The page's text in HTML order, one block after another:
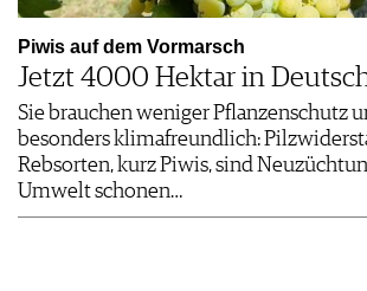
Piwis auf dem Vormarsch
Jetzt 4000 Hektar in
Sie brauchen weniger Pflanzenschutz
besonders klimafreundlich:
Rebsorten, kurz Piwis, sind
Umwelt schonen…